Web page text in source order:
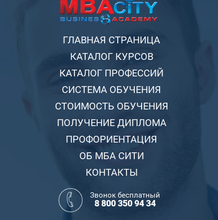
ГЛАВНАЯ СТРАНИЦА
КАТАЛОГ КУРСОВ
КАТАЛОГ ПРОФЕССИЙ
СИСТЕМА ОБУЧЕНИЯ
СТОИМОСТЬ ОБУЧЕНИЯ
ПОЛУЧЕНИЕ ДИПЛОМА
ПРОФОРИЕНТАЦИЯ
ОБ МБА СИТИ
КОНТАКТЫ
Звонок бесплатный
8 800 350 94 34